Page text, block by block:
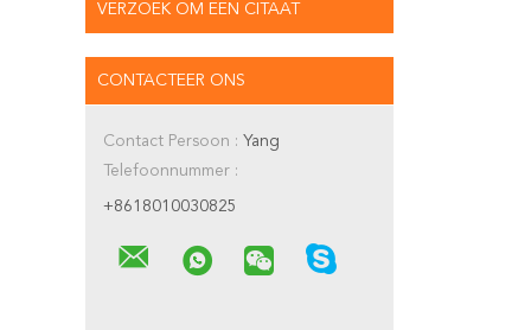
VERZOEK OM EEN CITAAT
CONTACTEER ONS
Contact Persoon : Yang
Telefoonnummer :
+8618010030825